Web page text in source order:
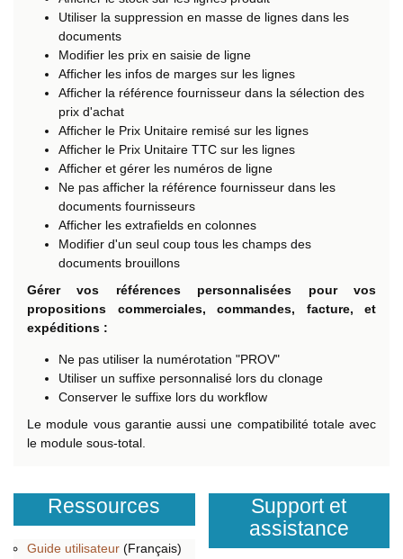
Utiliser la suppression en masse de lignes dans les
documents
Modifier les prix en saisie de ligne
Afficher les infos de marges sur les lignes
Afficher la référence fournisseur dans la sélection des
prix d'achat
Afficher le Prix Unitaire remisé sur les lignes
Afficher le Prix Unitaire TTC sur les lignes
Afficher et gérer les numéros de ligne
Ne pas afficher la référence fournisseur dans les
documents fournisseurs
Afficher les extrafields en colonnes
Modifier d'un seul coup tous les champs des
documents brouillons
Gérer vos références personnalisées pour vos
propositions commerciales, commandes, facture, et
expéditions :
Ne pas utiliser la numérotation "PROV"
Utiliser un suffixe personnalisé lors du clonage
Conserver le suffixe lors du workflow
Le module vous garantie aussi une compatibilité totale avec
le module sous-total.
Ressources
Guide utilisateur (Français)
Support et
assistance